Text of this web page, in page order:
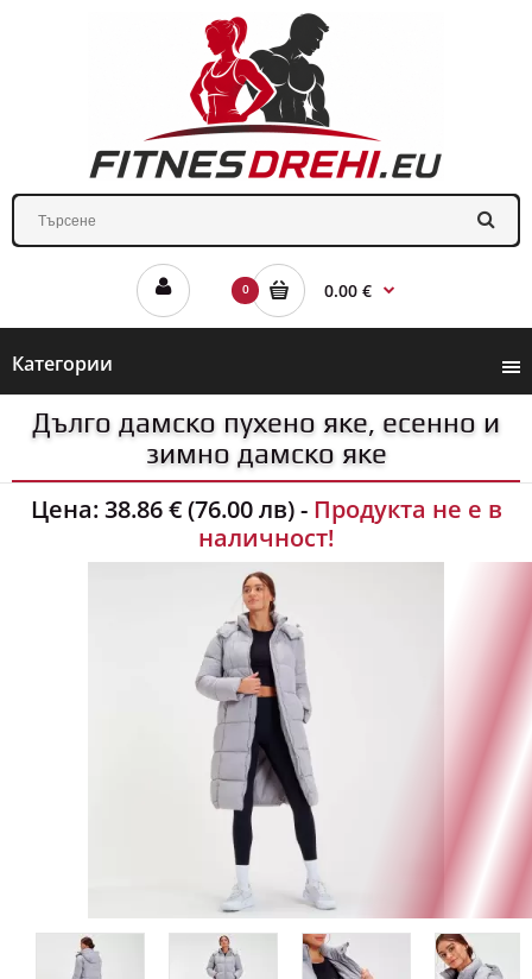
0 0.00 €
Категории
Дълго дамско пухено яке, есенно и
зимно дамско яке
Цена:38.86 € (76.00 лв)- Продукта не е в
наличност!